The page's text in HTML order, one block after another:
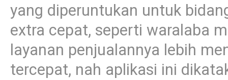
yang diperuntukan untuk
extra cepat, seperti waralaba
layanan penjualannya lebih
tercepat, nah aplikasi ini